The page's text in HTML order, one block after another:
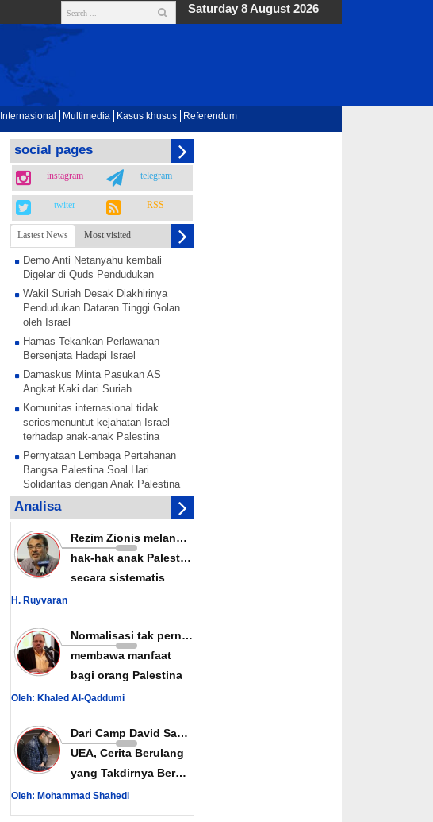
Saturday 8 August 2026
Internasional Multimedia Kasus khusus Referendum
social pages
instagram telegram
twiter RSS
Lastest News Most visited
Demo Anti Netanyahu kembali
Digelar di Quds Pendudukan
Wakil Suriah Desak Diakhirinya
Pendudukan Dataran Tinggi Golan
oleh Israel
Hamas Tekankan Perlawanan
Bersenjata Hadapi Israel
Damaskus Minta Pasukan AS
Angkat Kaki dari Suriah
Komunitas internasional tidak
seriosmenuntut kejahatan Israel
terhadap anak-anak Palestina
Pernyataan Lembaga Pertahanan
Bangsa Palestina Soal Hari
Solidaritas dengan Anak Palestina
Anak Palestina akan bentuk
tentara pembebasan Palestina
Rezim Zionis melanggar hak-hak
anak Palestina secara terorganisir
Sesi untuk solidaritas dengan
anak-anak Palestina akan
mengelar
Presisi Sudah Diaktifkan
Hamas Tekankan Rekonsiliasi
Nasional Lawan Konspirasi Israel
Yordania Buka Jalur Perdagangan
dengan Suriah
Analisa
Rezim Zionis melanggar
hak-hak anak Palestina
secara sistematis
H. Ruyvaran
Normalisasi tak pernah
membawa manfaat
bagi orang Palestina
Oleh: Khaled Al-Qaddumi
Dari Camp David Sampai
UEA, Cerita Berulang
yang Takdirnya Berulang
Oleh: Mohammad Shahedi